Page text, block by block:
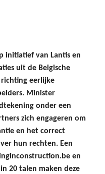
initiatief van Lantis en
uit de Belgische
eerlijke
Minister
onder een
zich engageren om
en het correct
hun rechten. Een
en
20 talen maken deze